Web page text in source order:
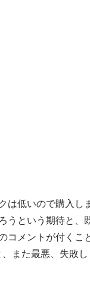
は低いので購入し
うという期待と、
コメントが付くこ
また最悪、失敗し